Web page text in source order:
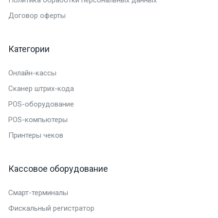
Договор оферты
Категории
Онлайн-кассы
Сканер штрих-кода
POS-оборудование
POS-компьютеры
Принтеры чеков
Кассовое оборудование
Смарт-терминалы
Фискальный регистратор